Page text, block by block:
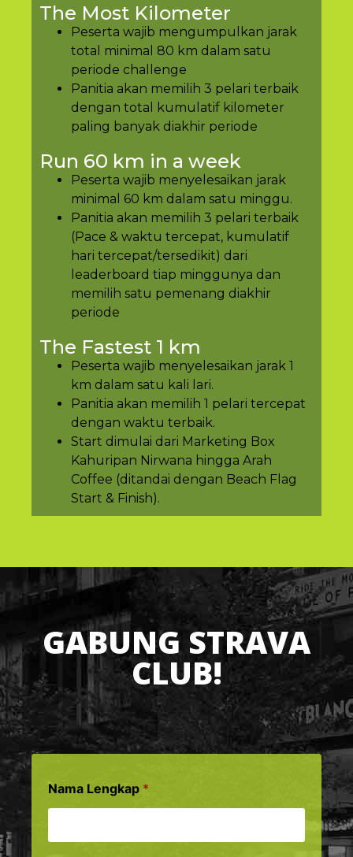
The Most Kilometer
Peserta wajib mengumpulkan jarak
total minimal 80 km dalam satu
periode challenge
Panitia akan memilih 3 pelari terbaik
dengan total kumulatif kilometer
paling banyak diakhir periode
Run 60 km in a week
Peserta wajib menyelesaikan jarak
minimal 60 km dalam satu minggu.
Panitia akan memilih 3 pelari terbaik
(Pace & waktu tercepat, kumulatif
hari tercepat/tersedikit) dari
leaderboard tiap minggunya dan
memilih satu pemenang diakhir
periode
The Fastest 1 km
Peserta wajib menyelesaikan jarak 1
km dalam satu kali lari.
Panitia akan memilih 1 pelari tercepat
dengan waktu terbaik.
Start dimulai dari Marketing Box
Kahuripan Nirwana hingga Arah
Coffee (ditandai dengan Beach Flag
Start & Finish).
GABUNG STRAVA
CLUB!
Nama Lengkap *